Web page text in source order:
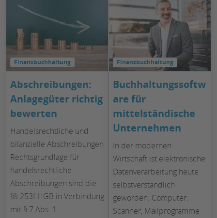
Finanzbuchhaltung
Abschreibungen:
Anlagegüter richtig
bewerten
Handelsrechtliche und
bilanzielle Abschreibungen
Rechtsgrundlage für
handelsrechtliche
Abschreibungen sind die
§§ 253f HGB in Verbindung
mit § 7 Abs. 1…
Finanzbuchhaltung
Buchhaltungssoftw
are für
mittelständische
Unternehmen
In der modernen
Wirtschaft ist elektronische
Datenverarbeitung heute
selbstverständlich
geworden. Computer,
Scanner, Mailprogramme